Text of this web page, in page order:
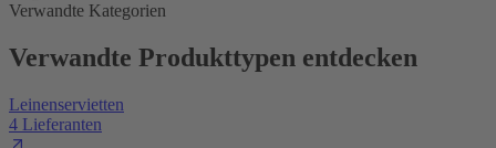
Verwandte Kategorien
Verwandte Produkttypen entdecken
Leinenservietten
4 Lieferanten